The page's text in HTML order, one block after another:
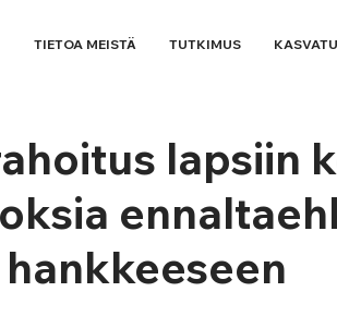
TIETOA MEISTÄ TUTKIMUS
lapsiin